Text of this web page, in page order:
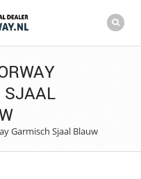
SJAAL
Garmisch Sjaal Blauw